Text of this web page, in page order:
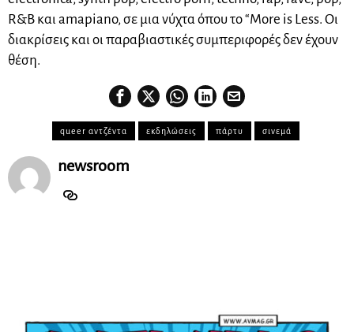
R&B και amapiano, σε μια νύχτα όπου το “More is Less. Οι
διακρίσεις και οι παραβιαστικές συμπεριφορές δεν έχουν
θέση.
queer αντζέντα εκδηλώσεις πάρτυ σινεμά
newsroom